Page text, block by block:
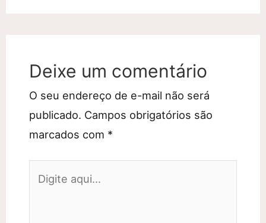
Deixe um comentário
O seu endereço de e-mail não será
publicado. Campos obrigatórios são
marcados com *
aqui...